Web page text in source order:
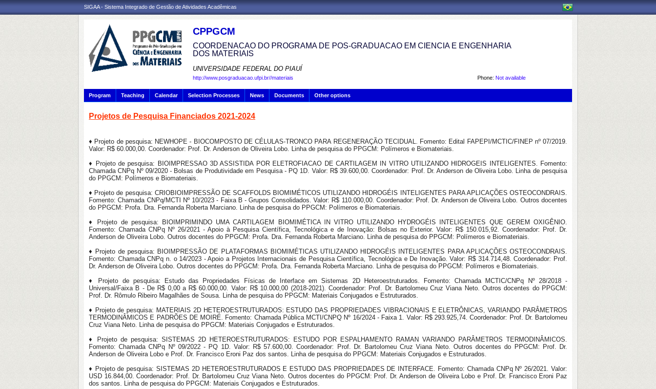
SIGAA - Sistema Integrado de Gestão de Atividades Acadêmicas
CPPGCM
COORDENACAO DO PROGRAMA DE POS-GRADUACAO EM CIENCIA E ENGENHARIA
DOS MATERIAIS
UNIVERSIDADE FEDERAL DO PIAUÍ
Phone: Not available
http://www.posgraduacao.ufpi.br//materiais
Program Teaching Calendar Selection Processes News Documents Other options
Projetos de Pesquisa Financiados 2021-2024
♦ Projeto de pesquisa: NEWHOPE - BIOCOMPOSTO DE CÉLULAS-TRONCO PARA REGENERAÇÃO TECIDUAL. Fomento: Edital FAPEPI/MCTIC/FINEP nº 07/2019.
Valor: R$ 60.000,00. Coordenador: Prof. Dr. Anderson de Oliveira Lobo. Linha de pesquisa do PPGCM: Polímeros e Biomateriais.
♦ Projeto de pesquisa: BIOIMPRESSAO 3D ASSISTIDA POR ELETROFIACAO DE CARTILAGEM IN VITRO UTILIZANDO HIDROGEIS INTELIGENTES. Fomento:
Chamada CNPq Nº 09/2020 - Bolsas de Produtividade em Pesquisa - PQ 1D. Valor: R$ 39.600,00. Coordenador: Prof. Dr. Anderson de Oliveira Lobo. Linha de pesquisa
do PPGCM: Polímeros e Biomateriais.
♦ Projeto de pesquisa: CRIOBIOIMPRESSÃO DE SCAFFOLDS BIOMIMÉTICOS UTILIZANDO HIDROGÉIS INTELIGENTES PARA APLICAÇÕES OSTEOCONDRAIS.
Fomento: Chamada CNPq/MCTI Nº 10/2023 - Faixa B - Grupos Consolidados. Valor: R$ 110.000,00. Coordenador: Prof. Dr. Anderson de Oliveira Lobo. Outros docentes
do PPGCM: Profa. Dra. Fernanda Roberta Marciano. Linha de pesquisa do PPGCM: Polímeros e Biomateriais.
♦ Projeto de pesquisa: BIOIMPRIMINDO UMA CARTILAGEM BIOMIMÉTICA IN VITRO UTILIZANDO HYDROGÉIS INTELIGENTES QUE GEREM OXIGÊNIO.
Fomento: Chamada CNPq Nº 26/2021 - Apoio à Pesquisa Científica, Tecnológica e de Inovação: Bolsas no Exterior. Valor: R$ 150.015,92. Coordenador: Prof. Dr.
Anderson de Oliveira Lobo. Outros docentes do PPGCM: Profa. Dra. Fernanda Roberta Marciano. Linha de pesquisa do PPGCM: Polímeros e Biomateriais.
♦ Projeto de pesquisa: BIOIMPRESSÃO DE PLATAFORMAS BIOMIMÉTICAS UTILIZANDO HIDROGÉIS INTELIGENTES PARA APLICAÇÕES OSTEOCONDRAIS.
Fomento: Chamada CNPq n. o 14/2023 - Apoio a Projetos Internacionais de Pesquisa Científica, Tecnológica e De Inovação. Valor: R$ 314.714,48. Coordenador: Prof.
Dr. Anderson de Oliveira Lobo. Outros docentes do PPGCM: Profa. Dra. Fernanda Roberta Marciano. Linha de pesquisa do PPGCM: Polímeros e Biomateriais.
♦ Projeto de pesquisa: Estudo das Propriedades Físicas de Interface em Sistemas 2D Heteroestruturados. Fomento: Chamada MCTIC/CNPq Nº 28/2018 -
Universal/Faixa B - De R$ 0,00 a R$ 60.000,00. Valor: R$ 10.000,00 (2018-2021). Coordenador: Prof. Dr. Bartolomeu Cruz Viana Neto. Outros docentes do PPGCM:
Prof. Dr. Rômulo Ribeiro Magalhães de Sousa. Linha de pesquisa do PPGCM: Materiais Conjugados e Estruturados.
♦ Projeto de pesquisa: MATERIAIS 2D HETEROESTRUTURADOS: ESTUDO DAS PROPRIEDADES VIBRACIONAIS E ELETRÔNICAS, VARIANDO PARÂMETROS
TERMODINÂMICOS E PADRÕES DE MOIRÉ. Fomento: Chamada Pública MCTI/CNPQ Nº 16/2024 - Faixa 1. Valor: R$ 293.925,74. Coordenador: Prof. Dr. Bartolomeu
Cruz Viana Neto. Linha de pesquisa do PPGCM: Materiais Conjugados e Estruturados.
♦ Projeto de pesquisa: SISTEMAS 2D HETEROESTRUTURADOS: ESTUDO POR ESPALHAMENTO RAMAN VARIANDO PARÂMETROS TERMODINÂMICOS.
Fomento: Chamada CNPq Nº 09/2022 - PQ 1D. Valor: R$ 57.600,00. Coordenador: Prof. Dr. Bartolomeu Cruz Viana Neto. Outros docentes do PPGCM: Prof. Dr.
Anderson de Oliveira Lobo e Prof. Dr. Francisco Eroni Paz dos santos. Linha de pesquisa do PPGCM: Materiais Conjugados e Estruturados.
♦ Projeto de pesquisa: SISTEMAS 2D HETEROESTRUTURADOS E ESTUDO DAS PROPRIEDADES DE INTERFACE. Fomento: Chamada CNPq Nº 26/2021. Valor:
USD 16.844,00. Coordenador: Prof. Dr. Bartolomeu Cruz Viana Neto. Outros docentes do PPGCM: Prof. Dr. Anderson de Oliveira Lobo e Prof. Dr. Francisco Eroni Paz
dos santos. Linha de pesquisa do PPGCM: Materiais Conjugados e Estruturados.